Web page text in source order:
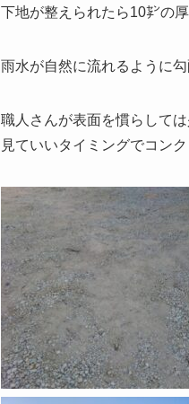
下地が整えられたら10㌢の
雨水が自然に流れるように
職人さんが表面を慣らして
見ていいタイミングでコン